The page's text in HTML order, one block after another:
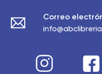
Correo